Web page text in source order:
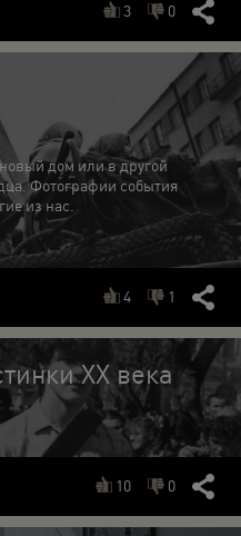
3 0
дом или в другой
Фотографии события
из нас.
4 1
XX века
10 0